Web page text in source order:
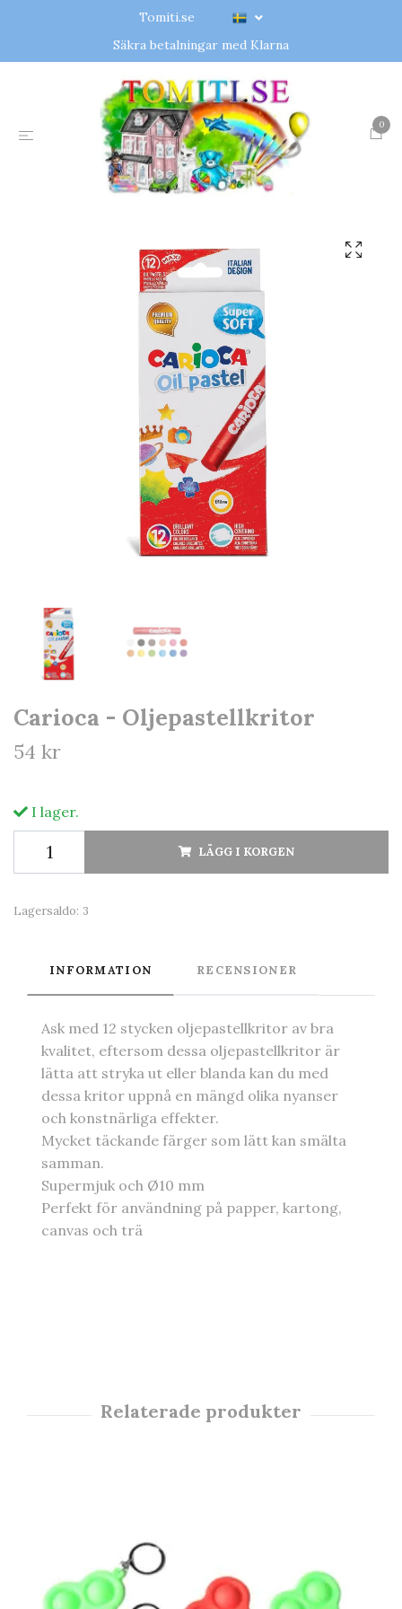
Tomiti.se
Säkra betalningar med Klarna
0
Carioca - Oljepastellkritor
54 kr
I lager.
LÄGG I KORGEN
Lagersaldo: 3
INFORMATION RECENSIONER
Ask med 12 stycken oljepastellkritor av bra
kvalitet, eftersom dessa oljepastellkritor är
lätta att stryka ut eller blanda kan du med
dessa kritor uppnå en mängd olika nyanser
och konstnärliga effekter.
Mycket täckande färger som lätt kan smälta
samman.
Supermjuk och Ø10 mm
Perfekt för användning på papper, kartong,
canvas och trä